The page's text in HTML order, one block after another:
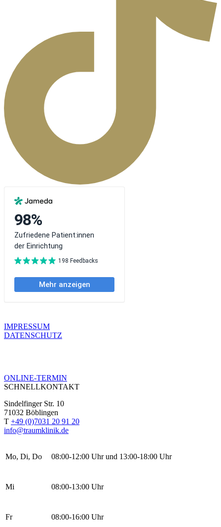
IMPRESSUM
DATENSCHUTZ
ONLINE-TERMIN
SCHNELLKONTAKT
Sindelfinger Str. 10
71032 Böblingen
T +49 (0)7031 20 91 20
info@traumklinik.de
Mo, Di, Do 08:00-12:00 Uhr und 13:00-18:00 Uhr
Mi 08:00-13:00 Uhr
Fr 08:00-16:00 Uhr